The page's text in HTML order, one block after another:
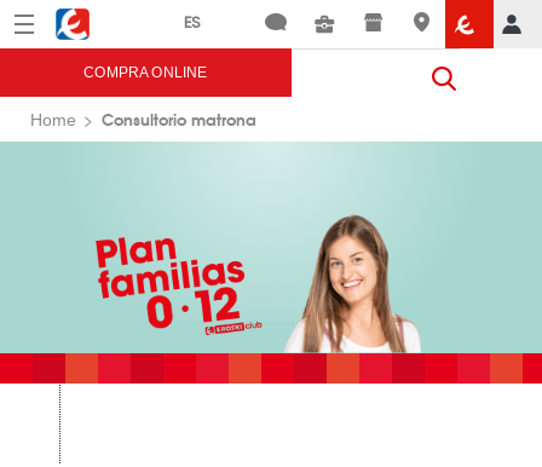
Menú Eroski
COMPRA ONLINE
Home Consultorio matrona